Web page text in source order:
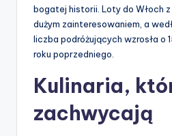
bogatej historii. Loty do Włoch
dużym zainteresowaniem, a
liczba podróżujących wzrosła o
roku poprzedniego.
Kulinaria,
zachwycają